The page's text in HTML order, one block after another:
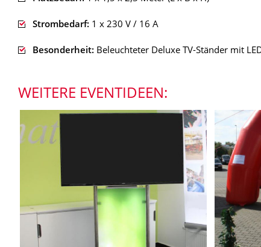
Strombedarf: 1 x 230 V / 16 A
Besonderheit: Beleuchteter Deluxe TV-Ständer mit
WEITERE EVENTIDEEN: